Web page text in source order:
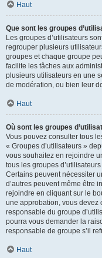
Haut
Que sont les groupes
Les groupes d’utilisateurs
regrouper plusieurs
groupes et chaque groupe
facilite les tâches aux
plusieurs utilisateurs en une
de modération, ou bien leur
Haut
Où sont les groupes
Vous pouvez consulter tous
« Groupes d’utilisateurs »
vous souhaitez en rejoindre
tous les groupes
Certains peuvent nécessiter
d’autres peuvent même être
rejoindre en cliquant sur le
une approbation, vous devez
responsable du groupe
pourra vous demander la
responsable de groupe s’il
Haut